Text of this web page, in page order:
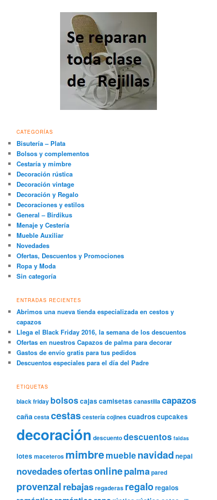
CATEGORÍAS
Bisutería – Plata
Bolsos y complementos
Cestaría y mimbre
Decoración rústica
Decoración vintage
Decoración y Regalo
Decoraciones y estilos
General – Birdikus
Menaje y Cestería
Mueble Auxiliar
Novedades
Ofertas, Descuentos y Promociones
Ropa y Moda
Sin categoría
ENTRADAS RECIENTES
Abrimos una nueva tienda especializada en cestos y
capazos
Llega el Black Friday 2016, la semana de los descuentos
Ofertas en nuestros Capazos de palma para decorar
Gastos de envío gratis para tus pedidos
Descuentos especiales para el día del Padre
ETIQUETAS
black friday bolsos cajas camisetas canastillacapazos
cañacestacestascesteríacojinescuadroscupcakes
decoración descuentodescuentos faldas
lotes maceteros mimbremueblenavidad nepal
novedadesofertasonlinepalmapared
provenzalrebajasregaderas regalo regalos